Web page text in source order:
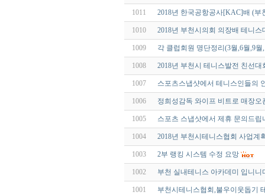
1011 2018년 한국공항공사[KAC]배 (부
1010 2018년 부천시의회 의장배 테니스
1009 각 클럽회원 명단정리(3월,6월,9월
1008 2018년 부천시 테니스발전 친선
1007 스포츠스냅샷에서 테니스인들의
1006 정희성감독 와이프 비트로 매장오
1005 스포츠 스냅샷에서 제휴 문의드립
1004 2018년 부천시테니스협회 사업계
1003 2부 랭킹 시스템 수정 요망
1002 부천 실내테니스 아카데미 입니니
1001 부천시테니스협회,불우이웃돕기